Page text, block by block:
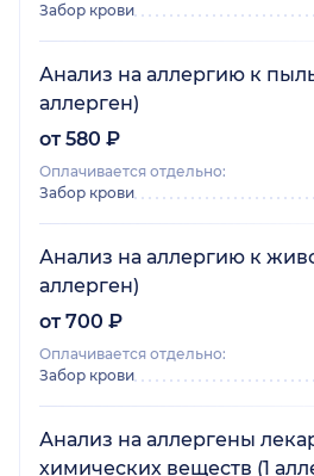
Забор крови
Анализ на аллергию к
аллерген)
от 580 ₽
Оплачивается отдельно:
Забор крови
Анализ на аллергию к
аллерген)
от 700 ₽
Оплачивается отдельно:
Забор крови
Анализ на аллергены
химических веществ (1